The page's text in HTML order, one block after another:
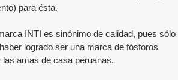
para ésta.
INTI es sinónimo de calidad, pues sólo
logrado ser una marca de fósforos
amas de casa peruanas.